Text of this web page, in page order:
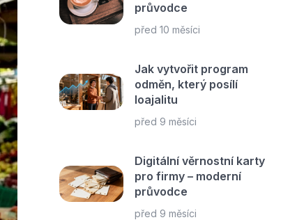
průvodce
před 10 měsíci
Jak vytvořit program
odměn, který posílí
loajalitu
před 9 měsíci
Digitální věrnostní karty
pro firmy – moderní
průvodce
před 9 měsíci